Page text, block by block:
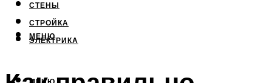
СТЕНЫ
СТРОЙКА
ЭЛЕКТРИКА
МЕНЮ